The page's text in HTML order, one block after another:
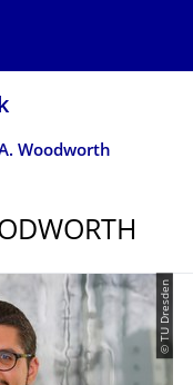
Woodworth
© TU Dresden